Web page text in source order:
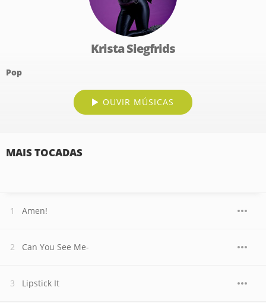
Krista Siegfrids
Pop
OUVIR MÚSICAS
MAIS TOCADAS
Amen!
Can You See Me-
Lipstick It